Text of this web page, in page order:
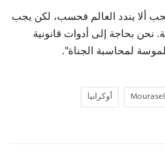
ألا يندد العالم فحسب، لكن يجب
نحن بحاجة إلى أدوات قانونية
لمحاسبة الجناة".
أوكرانيا